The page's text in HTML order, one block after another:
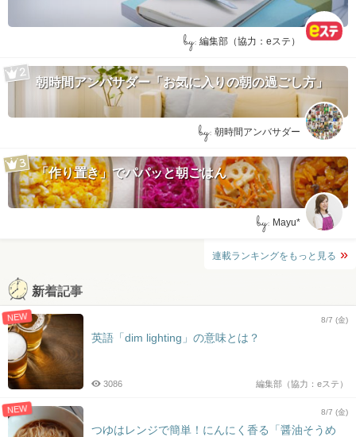
by: 編集部（協力：eステ）
朝時間アンバサダー「お気に入りの朝の過ごし方」
by: 朝時間アンバサダー
「作り置き」でパパッと朝ごはん
by: Mayu*
連載ランキングをもっと見る
新着記事
NEW 8/7 (金)
英語「dim lighting」の意味とは？
編集部（協力：eステ）
3086
NEW 8/7 (金)
つゆはレンジで簡単！にんにく香る「醤油そうめ